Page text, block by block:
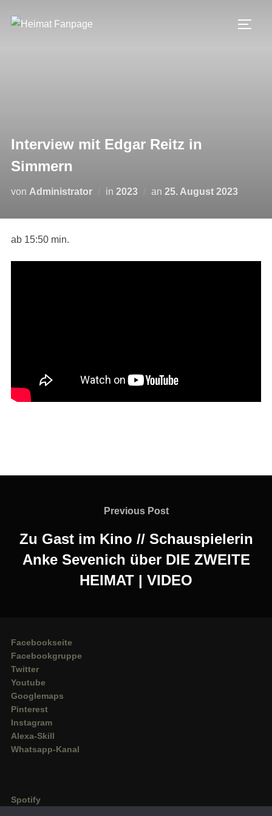
Inhalt
Interview mit Edgar Reitz in
Simmern
von Administrator in 2023 an Veröffentlicht
25. August 2023
ab 15:50 min.
Previous
Previous Post
Zu Gast im Kino // Schauspielerin
Anke Sevenich über DIE ZWEITE
HEIMAT | VIDEO
Facebookseite
Facebookgruppe
Twitter
Youtube
Googlemaps
Pinterest
Instagram
Alexa-Skill
Whatsapp-Kanal
Spotify